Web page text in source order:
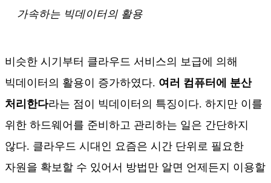
가속하는 빅데이터의 활용
비슷한 시기부터 클라우드 서비스의 보급에 의해
빅데이터의 활용이 증가하였다. 여러 컴퓨터에 분산
처리한다라는 점이 빅데이터의 특징이다. 하지만 이를
위한 하드웨어를 준비하고 관리하는 일은 간단하지
않다. 클라우드 시대인 요즘은 시간 단위로 필요한
자원을 확보할 수 있어서 방법만 알면 언제든지 이용할